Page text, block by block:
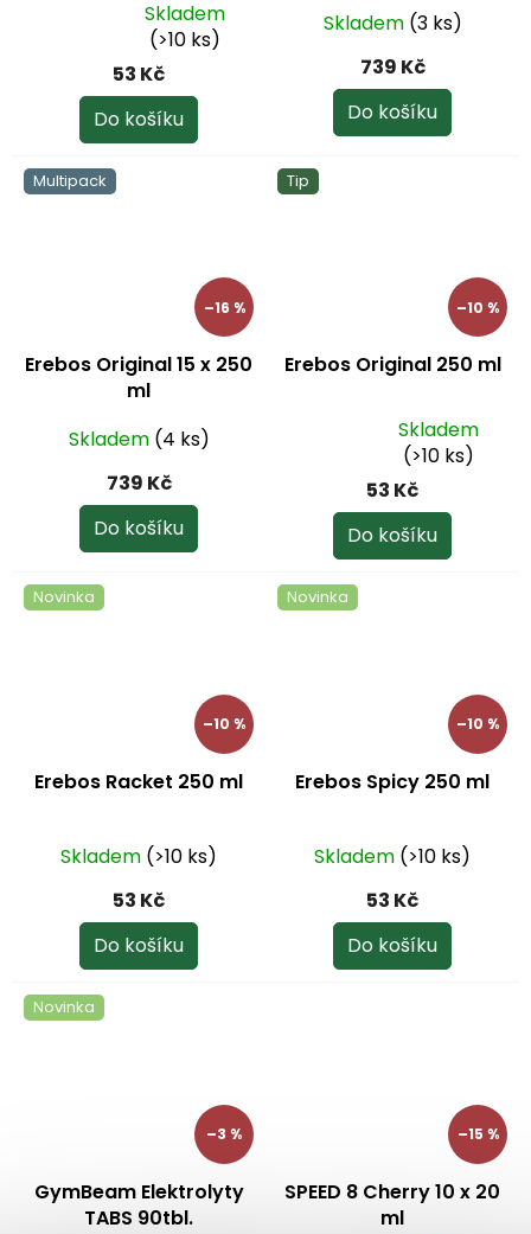
z
5
Skladem
(>10 ks)
53 Kč
Do košíku
Skladem (3 ks)
739 Kč
Do košíku
Multipack
–16 %
Erebos Original 15 x 250
ml
Skladem (4 ks)
739 Kč
Do košíku
Tip
–10 %
Erebos Original 250 ml
z
5
Skladem
(>10 ks)
53 Kč
Do košíku
Novinka
–10 %
Erebos Racket 250 ml
Skladem (>10 ks)
53 Kč
Do košíku
Novinka
–10 %
Erebos Spicy 250 ml
Skladem (>10 ks)
53 Kč
Do košíku
Novinka
–3 %
GymBeam Elektrolyty
TABS 90tbl.
–15 %
SPEED 8 Cherry 10 x 20
ml